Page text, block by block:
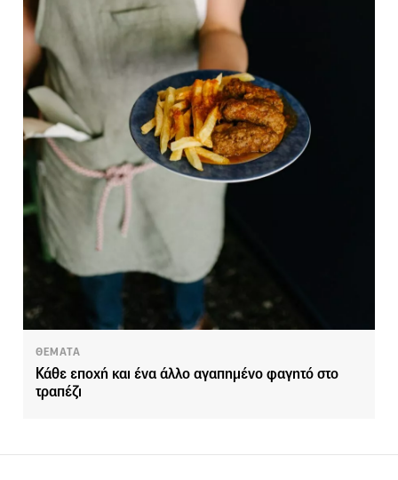
ΘΕΜΑΤΑ
Κάθε εποχή και ένα άλλο αγαπημένο φαγητό στο
τραπέζι